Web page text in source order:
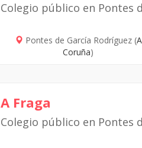
Colegio público en Pontes
Pontes de García Rodríguez (A
Coruña)
A Fraga
Colegio público en Pontes